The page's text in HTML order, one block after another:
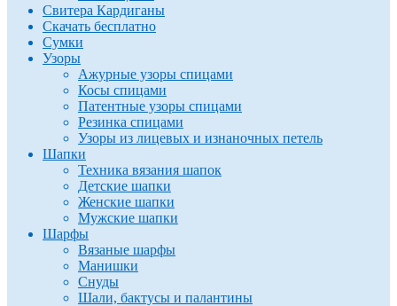
Свитера Кардиганы
Скачать бесплатно
Сумки
Узоры
Ажурные узоры спицами
Косы спицами
Патентные узоры спицами
Резинка спицами
Узоры из лицевых и изнаночных петель
Шапки
Техника вязания шапок
Детские шапки
Женские шапки
Мужские шапки
Шарфы
Вязаные шарфы
Манишки
Снуды
Шали, бактусы и палантины